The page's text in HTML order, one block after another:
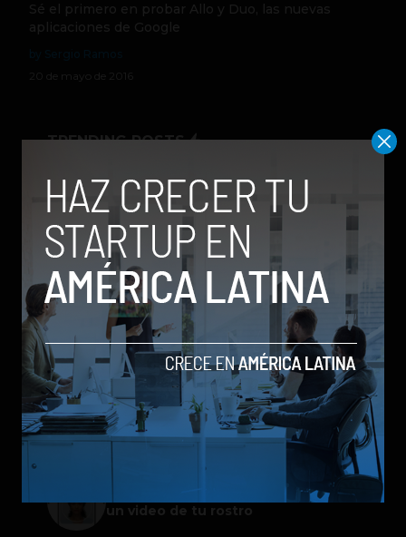
Sé el primero en probar Allo y Duo, las nuevas
aplicaciones de Google
20 de mayo de 2016
TRENDING POSTS
con modelos enfocados en IA
generativa de imágenes
ChatGPT Work: el nuevo asistente
de OpenAI que promete mejorar la
productividad laboral
Spotify extiende las cuentas
gestionadas para menores a su plan
gratuito en seis países
Galaxy Z Flip8: el plegable compacto
de Samsung se renueva con más
pantalla, mejor cámara e IA
Google permitirá iniciar sesión con
un video de tu rostro